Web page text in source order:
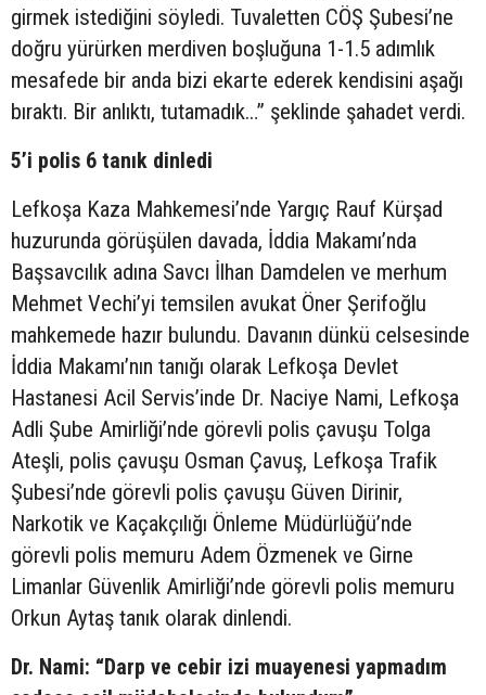
girmek istediğini söyledi. Tuvaletten CÖŞ Şubesi’ne
doğru yürürken merdiven boşluğuna 1-1.5 adımlık
mesafede bir anda bizi ekarte ederek kendisini aşağı
bıraktı. Bir anlıktı, tutamadık…” şeklinde şahadet verdi.
5’i polis 6 tanık dinledi
Lefkoşa Kaza Mahkemesi’nde Yargıç Rauf Kürşad
huzurunda görüşülen davada, İddia Makamı’nda
Başsavcılık adına Savcı İlhan Damdelen ve merhum
Mehmet Vechi’yi temsilen avukat Öner Şerifoğlu
mahkemede hazır bulundu. Davanın dünkü celsesinde
İddia Makamı’nın tanığı olarak Lefkoşa Devlet
Hastanesi Acil Servis’inde Dr. Naciye Nami, Lefkoşa
Adli Şube Amirliği’nde görevli polis çavuşu Tolga
Ateşli, polis çavuşu Osman Çavuş, Lefkoşa Trafik
Şubesi’nde görevli polis çavuşu Güven Dirinir,
Narkotik ve Kaçakçılığı Önleme Müdürlüğü’nde
görevli polis memuru Adem Özmenek ve Girne
Limanlar Güvenlik Amirliği’nde görevli polis memuru
Orkun Aytaş tanık olarak dinlendi.
Dr. Nami: “Darp ve cebir izi muayenesi yapmadım